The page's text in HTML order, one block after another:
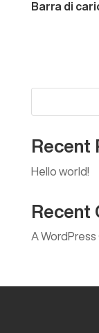
Barra di
Recent
Hello world!
Recent
A